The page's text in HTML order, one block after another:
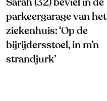
Sarah (32) beviel in de
parkeergarage van het
ziekenhuis: ‘Op de
bijrijdersstoel, in m’n
strandjurk’